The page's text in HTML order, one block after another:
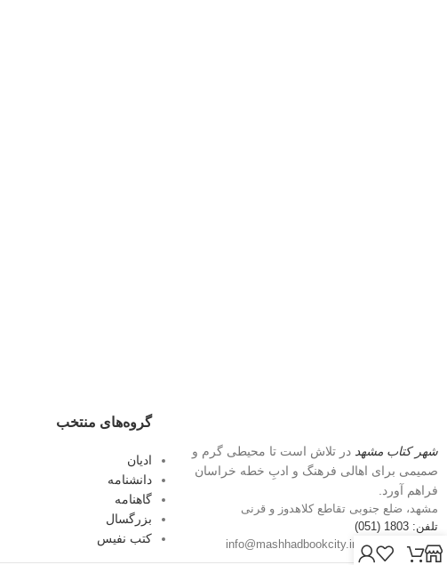
شهر کتاب مشهد در تلاش است تا محیطی گرم و
صمیمی برای اهالی فرهنگ و ادبِ خطه خراسان
فراهم آورد.
مشهد، ضلع جنوبی تقاطع کلاهدوز و قرنی
تلفن: 1803 (051)
پست الکترونیک: info@mashhadbookcity.ir
گروه‌های منتخب
ادیان
دانشنامه
گاهنامه
بزرگسال
کتب نفیس